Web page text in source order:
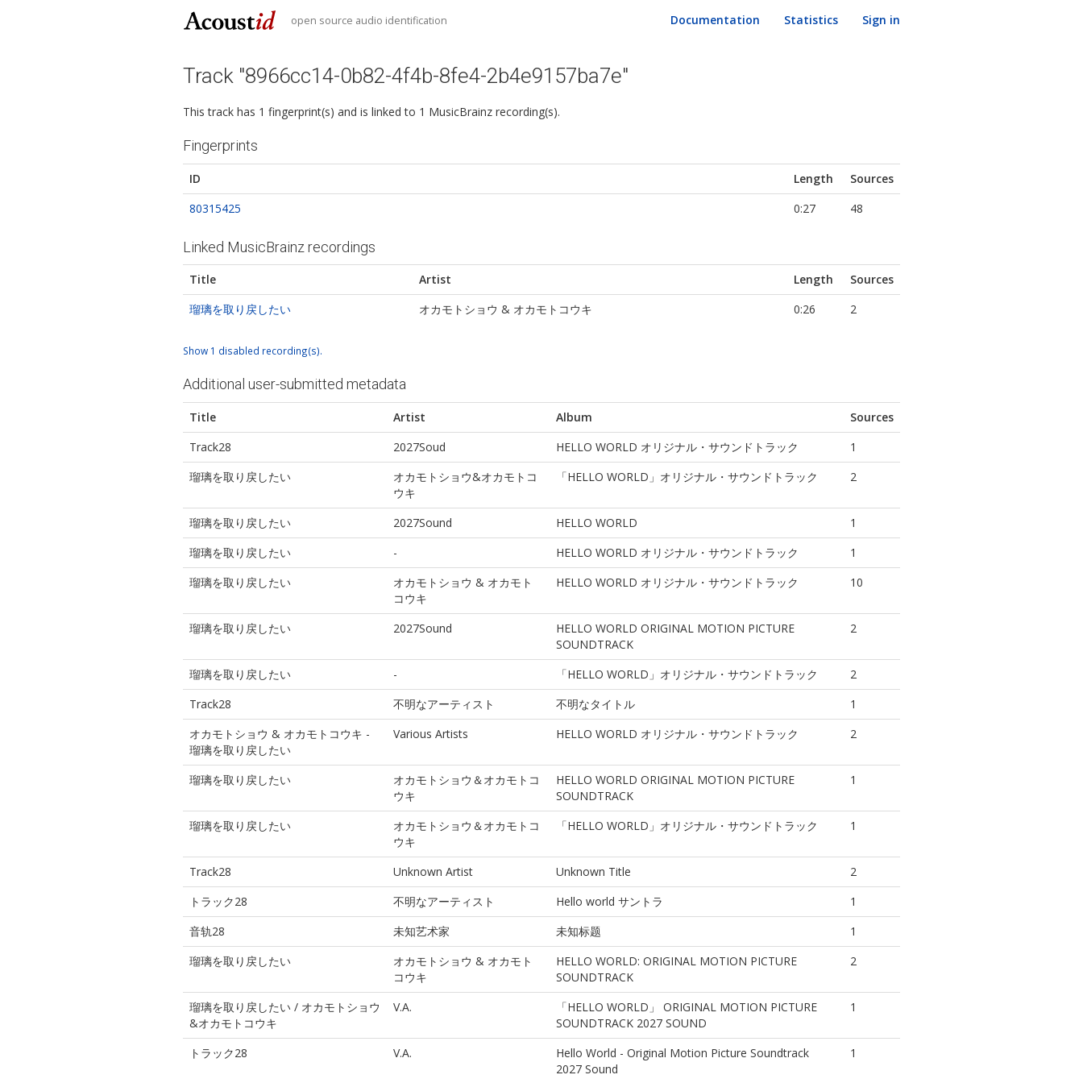
open source audio identification Documentation Statistics Sign in
Track "8966cc14-0b82-4f4b-8fe4-2b4e9157ba7e"
This track has 1 fingerprint(s) and is linked to 1 MusicBrainz recording(s).
Fingerprints
ID Length
Sources
80315425
0:27 48
Linked MusicBrainz recordings
Title Artist Length
Sources
瑠璃を取り戻したい
オカモトショウ & オカモトコウキ 0:26 2
Show 1 disabled recording(s).
Additional user-submitted metadata
Title Artist Album
Sources
Track28
2027Soud HELLO WORLD オリジナル・サウンドトラック
1
瑠璃を取り戻したい
オカモトショウ&オカモトコ
ウキ
「HELLO WORLD」オリジナル・サウンドトラック 2
瑠璃を取り戻したい 2027Sound HELLO WORLD
1
瑠璃を取り戻したい
- HELLO WORLD オリジナル・サウンドトラック
1
瑠璃を取り戻したい
オカモトショウ & オカモト
コウキ
HELLO WORLD オリジナル・サウンドトラック 10
瑠璃を取り戻したい 2027Sound
HELLO WORLD ORIGINAL MOTION PICTURE
SOUNDTRACK
2
瑠璃を取り戻したい - 「HELLO WORLD」オリジナル・サウンドトラック
2
Track28
不明なアーティスト 不明なタイトル
1
オカモトショウ & オカモトコウキ -
瑠璃を取り戻したい
Various Artists HELLO WORLD オリジナル・サウンドトラック 2
瑠璃を取り戻したい
オカモトショウ＆オカモトコ
ウキ
HELLO WORLD ORIGINAL MOTION PICTURE
SOUNDTRACK
1
瑠璃を取り戻したい
オカモトショウ＆オカモトコ
ウキ
「HELLO WORLD」オリジナル・サウンドトラック 1
Track28 Unknown Artist Unknown Title
2
トラック28
不明なアーティスト Hello world サントラ
1
音轨28
未知艺术家 未知标题
1
瑠璃を取り戻したい
オカモトショウ & オカモト
コウキ
HELLO WORLD: ORIGINAL MOTION PICTURE
SOUNDTRACK
2
瑠璃を取り戻したい / オカモトショウ
&オカモトコウキ
V.A.
「HELLO WORLD」 ORIGINAL MOTION PICTURE
SOUNDTRACK 2027 SOUND
1
トラック28 V.A.
Hello World - Original Motion Picture Soundtrack
2027 Sound
1